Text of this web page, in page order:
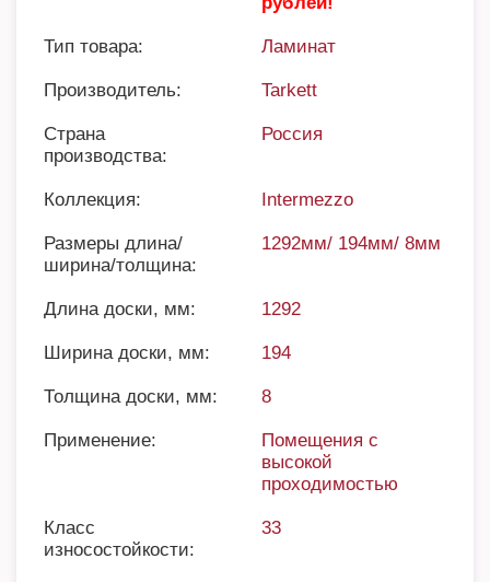
Тип товара: Ламинат
Производитель: Tarkett
Страна
производства:
Россия
Коллекция: Intermezzo
Размеры длина/
ширина/толщина:
1292мм/ 194мм/ 8мм
Длина доски, мм: 1292
Ширина доски, мм: 194
Толщина доски, мм: 8
Применение:
Помещения с
высокой
проходимостью
Класс
износостойкости:
33